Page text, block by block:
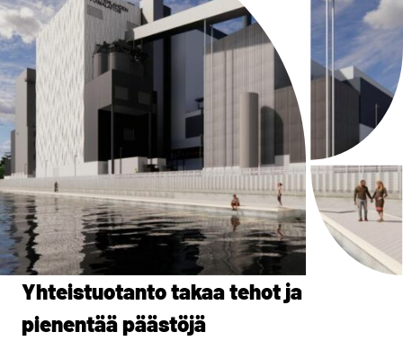
Yhteistuotanto takaa tehot ja
pienentää päästöjä